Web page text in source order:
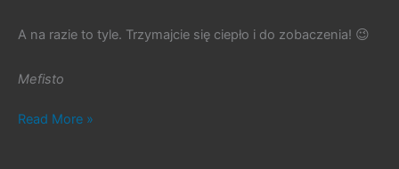
A na razie to tyle. Trzymajcie się ciepło i do zobaczenia! 😉
Mefisto
#438.
Read More »